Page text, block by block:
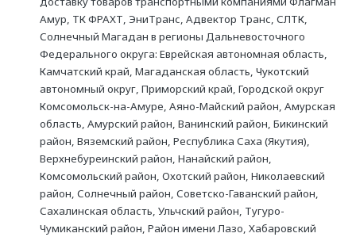
Амур, ТК ФРАХТ, ЭниТранс, Адвектор Транс, СЛТК,
Солнечный Магадан в регионы Дальневосточного
Федерального округа: Еврейская автономная область,
Камчатский край, Магаданская область, Чукотский
автономный округ, Приморский край, Городской округ
Комсомольск-на-Амуре, Аяно-Майский район, Амурская
область, Амурский район, Ванинский район, Бикинский
район, Вяземский район, Республика Саха (Якутия),
Верхнебуреинский район, Нанайский район,
Комсомольский район, Охотский район, Николаевский
район, Солнечный район, Советско-Гаванский район,
Сахалинская область, Ульчский район, Тугуро-
Чумиканский район, Район имени Лазо, Хабаровский